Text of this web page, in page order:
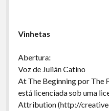
Vinhetas
Abertura:
Voz de Julián Catino
At The Beginning por The
está licenciada sob uma
Attribution (http://